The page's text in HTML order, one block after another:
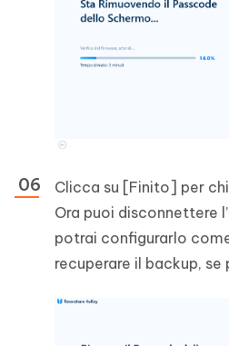
Clicca su [Finito] per
Ora puoi disconnettere
potrai configurarlo
recuperare il backup, se